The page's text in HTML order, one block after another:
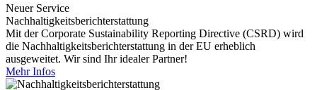
Neuer Service
Nachhaltigkeitsberichterstattung
Mit der Corporate Sustainability Reporting Directive (CSRD) wird
die Nachhaltigkeitsberichterstattung in der EU erheblich
ausgeweitet. Wir sind Ihr idealer Partner!
Mehr Infos